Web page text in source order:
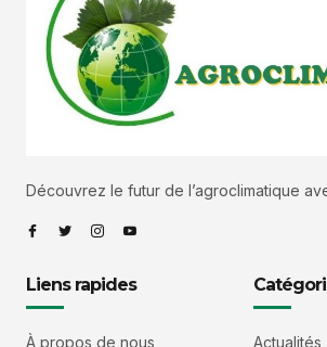
Découvrez le futur de l’agroclimatique
Liens rapides
À propos de nous
Actualités